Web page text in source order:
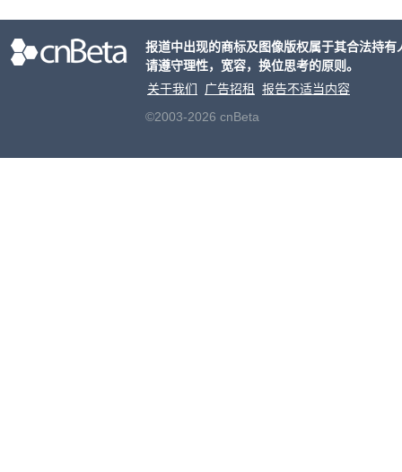
清退
报道中出现的商标及图像版权属于其合法持
请遵守理性，宽容，换位思考的原则。
关于我们
广告招租
报告不适当内容
©2003-2026 cnBeta